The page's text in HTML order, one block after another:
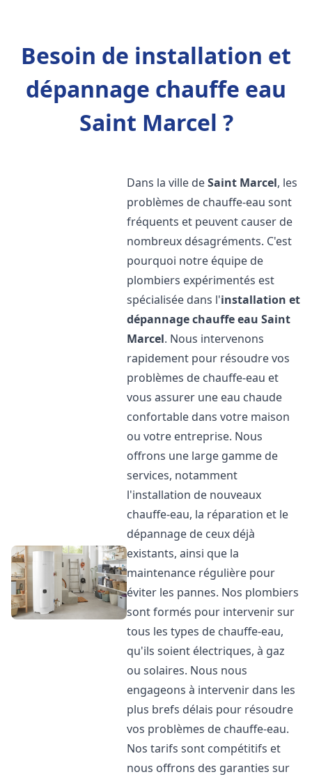
Besoin de installation et
dépannage chauffe eau
Saint Marcel ?
Dans la ville deSaint Marcel, les
problèmes de chauffe-eau sont
fréquents et peuvent causer de
nombreux désagréments. C'est
pourquoi notre équipe de
plombiers expérimentés est
spécialisée dans l'installation et
dépannage chauffe eau Saint
Marcel. Nous intervenons
rapidement pour résoudre vos
problèmes de chauffe-eau et
vous assurer une eau chaude
confortable dans votre maison
ou votre entreprise. Nous
offrons une large gamme de
services, notamment
l'installation de nouveaux
chauffe-eau, la réparation et le
dépannage de ceux déjà
existants, ainsi que la
maintenance régulière pour
éviter les pannes. Nos plombiers
sont formés pour intervenir sur
tous les types de chauffe-eau,
qu'ils soient électriques, à gaz
ou solaires. Nous nous
engageons à intervenir dans les
plus brefs délais pour résoudre
vos problèmes de chauffe-eau.
Nos tarifs sont compétitifs et
nous offrons des garanties sur